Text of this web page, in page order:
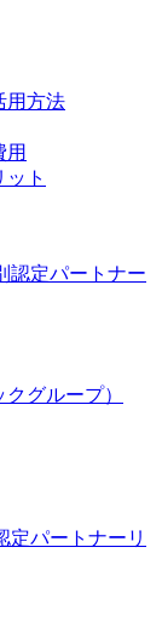
用方法
用
ト
認定パートナー
グループ）
定パートナーリ